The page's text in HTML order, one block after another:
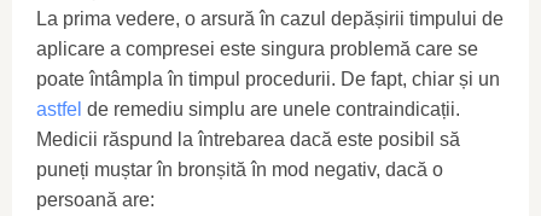
La prima vedere, o arsură în cazul depășirii timpului de
aplicare a compresei este singura problemă care se
poate întâmpla în timpul procedurii. De fapt, chiar și un
astfel de remediu simplu are unele contraindicații.
Medicii răspund la întrebarea dacă este posibil să
puneți muștar în bronșită în mod negativ, dacă o
persoană are: